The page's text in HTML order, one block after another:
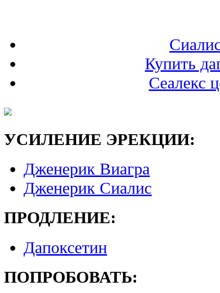
Купить
Сеалекс
УСИЛЕНИЕ ЭРЕКЦИИ:
Дженерик Виагра
Дженерик Сиалис
ПРОДЛЕНИЕ:
Дапоксетин
ПОПРОБОВАТЬ: